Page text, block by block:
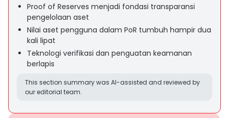
Proof of Reserves menjadi fondasi transparansi
pengelolaan aset
Nilai aset pengguna dalam PoR tumbuh hampir dua
kali lipat
Teknologi verifikasi dan penguatan keamanan
berlapis
This section summary was AI-assisted and reviewed by
our editorial team.